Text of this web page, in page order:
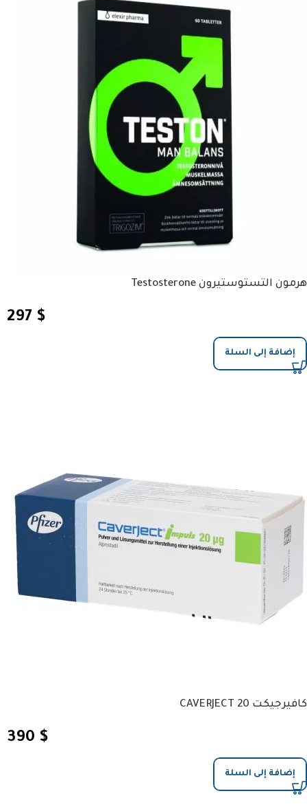
هرمون التستوستيرون Testosterone
297 $
إضافة إلى السلة
كافيرجيكت CAVERJECT 20
390 $
إضافة إلى السلة